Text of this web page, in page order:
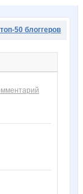
50 блоггеров